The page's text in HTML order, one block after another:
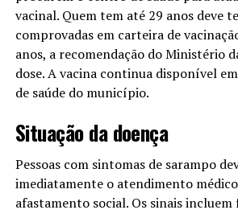
vacinal. Quem tem até 29 anos deve
comprovadas em carteira de
anos, a recomendação do Ministério
dose. A vacina continua disponível
de saúde do município.
Situação da doença
Pessoas com sintomas de sarampo
imediatamente o atendimento
afastamento social. Os sinais incluem